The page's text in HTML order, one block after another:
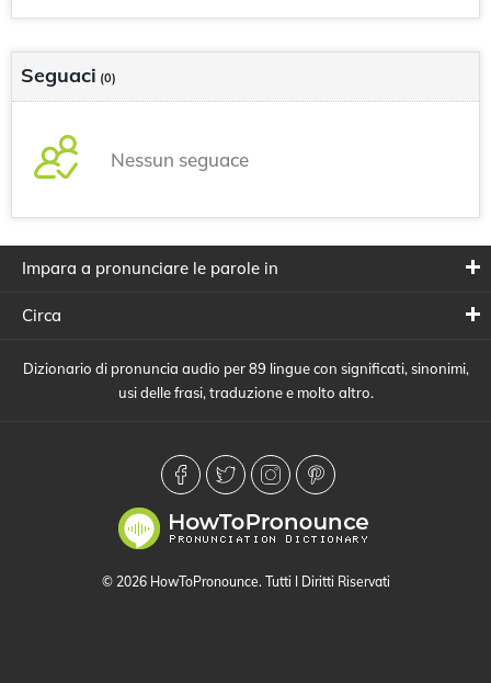
Seguaci (0)
Nessun seguace
Impara a pronunciare le parole in
Circa
Dizionario di pronuncia audio per 89 lingue con significati, sinonimi,
usi delle frasi, traduzione e molto altro.
© 2026 HowToPronounce. Tutti I Diritti Riservati